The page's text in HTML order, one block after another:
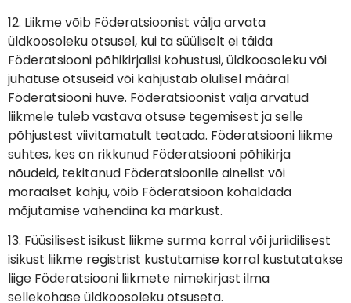
12. Liikme võib Föderatsioonist välja arvata
üldkoosoleku otsusel, kui ta süüliselt ei täida
Föderatsiooni põhikirjalisi kohustusi, üldkoosoleku või
juhatuse otsuseid või kahjustab olulisel määral
Föderatsiooni huve. Föderatsioonist välja arvatud
liikmele tuleb vastava otsuse tegemisest ja selle
põhjustest viivitamatult teatada. Föderatsiooni liikme
suhtes, kes on rikkunud Föderatsiooni põhikirja
nõudeid, tekitanud Föderatsioonile ainelist või
moraalset kahju, võib Föderatsioon kohaldada
mõjutamise vahendina ka märkust.
13. Füüsilisest isikust liikme surma korral või juriidilisest
isikust liikme registrist kustutamise korral kustutatakse
liige Föderatsiooni liikmete nimekirjast ilma
sellekohase üldkoosoleku otsuseta.